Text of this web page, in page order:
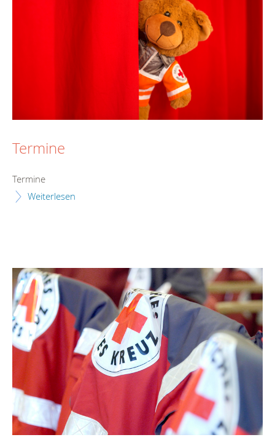
Termine
Termine
Weiterlesen